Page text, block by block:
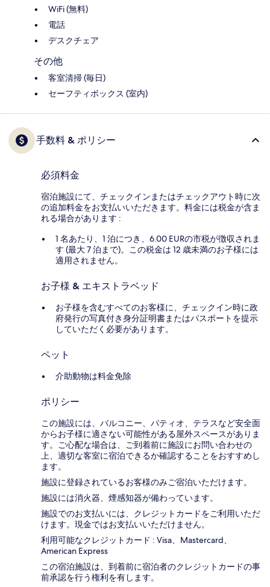
WiFi (無料)
電話
デスクチェア
その他
客室清掃 (毎日)
セーフティボックス (室内)
手数料 & ポリシー
必須料金
宿泊施設にて、チェックインまたはチェックアウト時に次
の追加料金をお支払いいただきます。料金には税金が含ま
れる場合があります :
1 名あたり、1 泊につき、6.00 EURの市税が徴収されま
す (最大 7 泊まで)。この税金は 12 歳未満のお子様には
適用されません。
お子様 & エキストラベッド
お子様を含むすべてのお客様に、チェックイン時に政
府発行の写真付き身分証明書またはパスポートを提示
していただく必要があります。
ペット
介助動物は料金免除
ポリシー
この施設には、バルコニー、パティオ、テラスなど安全面
からお子様に適さない可能性がある屋外スペースがありま
す。ご心配な場合は、ご到着前に施設にお問い合わせの
上、適切な客室に宿泊できるか確認することをおすすめし
ます。
施設に登録されているお客様のみご宿泊いただけます。
施設には消火器、煙感知器が備わっています。
施設でのお支払いには、クレジットカードをご利用いただ
けます。現金ではお支払いいただけません。
利用可能なクレジットカード : Visa、Mastercard、
American Express
この宿泊施設は、到着前に宿泊者のクレジットカードの事
前承認を行う権利を有します。